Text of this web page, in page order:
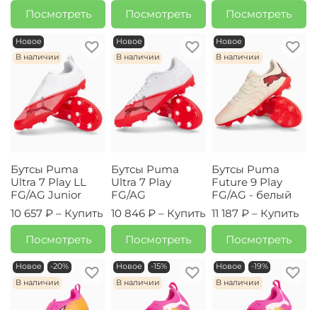
Посмотреть
Посмотреть
Посмотреть
Новое
В наличии
Бутсы Puma
Ultra 7 Play LL
FG/AG Junior
10 657 ₽ – Купить
Посмотреть
Новое
В наличии
Бутсы Puma
Ultra 7 Play
FG/AG
10 846 ₽ – Купить
Посмотреть
Новое
В наличии
Бутсы Puma
Future 9 Play
FG/AG - белый
11 187 ₽ – Купить
Посмотреть
Новое
-20%
В наличии
Новое
-15%
В наличии
Новое
-19%
В наличии